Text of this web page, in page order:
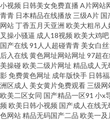
小视频 日韩美女免费直播 A片网站
青青 日本精品在线播放 三级A片 国
网站丁香五月天亚洲 欧美大粗吊人
叉操小骚逼 成人18视频 欧美大鸡吧
国产在线91人人超碰青青 美女白
后入在线黄色网址网站网址 97超
美操碰 欧美二级片网址 精品成人无
影免费黄色网址 成年版快手 日韩
洲区成人 美女黄片免费观看 三级网
欧美二区女同 国产精品一区91 小x
频 欧美日韩小视频 国产成人在线无
色网站精品无码国产二品 欧美一及